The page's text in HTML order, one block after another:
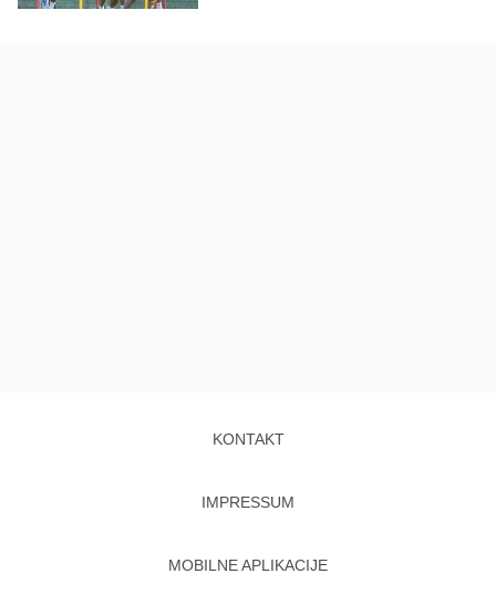
KONTAKT
IMPRESSUM
MOBILNE APLIKACIJE